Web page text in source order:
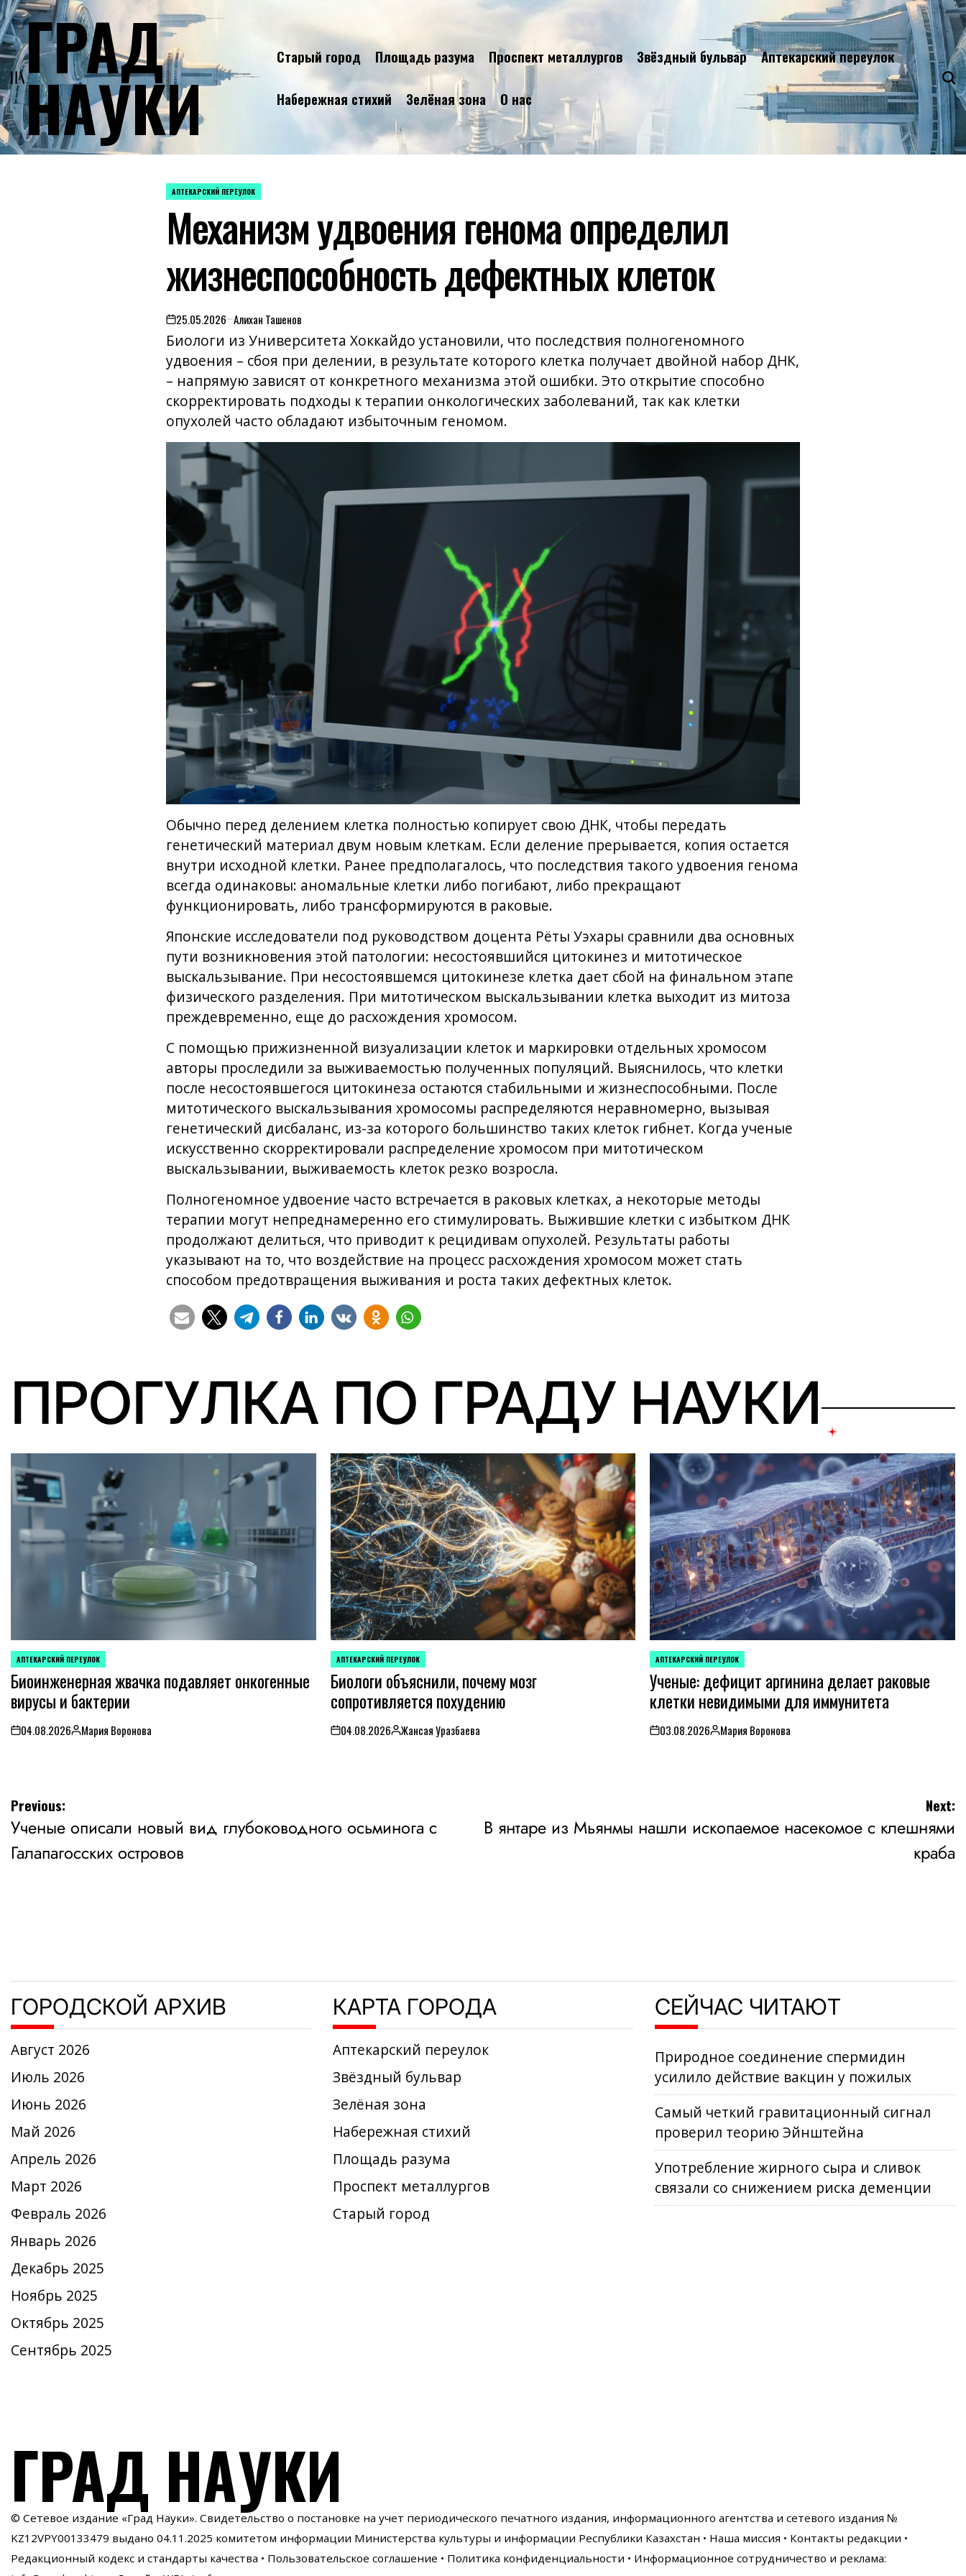
Skip
to
contentГРАД
НАУКИ
Старый город Площадь разума Проспект металлургов Звёздный бульвар Аптекарский переулок
Набережная стихий Зелёная зона О нас
POSTED
АПТЕКАРСКИЙ ПЕРЕУЛОК
Механизм удвоения генома определил
жизнеспособность дефектных клеток
on25.05.2026 Алихан Ташенов
Биологи из Университета Хоккайдо установили, что последствия полногеномного
удвоения – сбоя при делении, в результате которого клетка получает двойной набор ДНК,
– напрямую зависят от конкретного механизма этой ошибки. Это открытие способно
скорректировать подходы к терапии онкологических заболеваний, так как клетки
опухолей часто обладают избыточным геномом.
Обычно перед делением клетка полностью копирует свою ДНК, чтобы передать
генетический материал двум новым клеткам. Если деление прерывается, копия остается
внутри исходной клетки. Ранее предполагалось, что последствия такого удвоения генома
всегда одинаковы: аномальные клетки либо погибают, либо прекращают
функционировать, либо трансформируются в раковые.
Японские исследователи под руководством доцента Рёты Уэхары сравнили два основных
пути возникновения этой патологии: несостоявшийся цитокинез и митотическое
выскальзывание. При несостоявшемся цитокинезе клетка дает сбой на финальном этапе
физического разделения. При митотическом выскальзывании клетка выходит из митоза
преждевременно, еще до расхождения хромосом.
С помощью прижизненной визуализации клеток и маркировки отдельных хромосом
авторы проследили за выживаемостью полученных популяций. Выяснилось, что клетки
после несостоявшегося цитокинеза остаются стабильными и жизнеспособными. После
митотического выскальзывания хромосомы распределяются неравномерно, вызывая
генетический дисбаланс, из-за которого большинство таких клеток гибнет. Когда ученые
искусственно скорректировали распределение хромосом при митотическом
выскальзывании, выживаемость клеток резко возросла.
Полногеномное удвоение часто встречается в раковых клетках, а некоторые методы
терапии могут непреднамеренно его стимулировать. Выжившие клетки с избытком ДНК
продолжают делиться, что приводит к рецидивам опухолей. Результаты работы
указывают на то, что воздействие на процесс расхождения хромосом может стать
способом предотвращения выживания и роста таких дефектных клеток.
ПРОГУЛКА ПО ГРАДУ НАУКИ
POSTED
IN
АПТЕКАРСКИЙ ПЕРЕУЛОК
Биоинженерная жвачка подавляет онкогенные
вирусы и бактерии
on04.08.2026Posted
Мария Воронова
POSTED
IN
АПТЕКАРСКИЙ ПЕРЕУЛОК
Биологи объяснили, почему мозг
сопротивляется похудению
on04.08.2026Posted
Жансая Уразбаева
POSTED
IN
АПТЕКАРСКИЙ ПЕРЕУЛОК
Ученые: дефицит аргинина делает раковые
клетки невидимыми для иммунитета
on03.08.2026Posted
Мария Воронова
Навигация
по
записям
Previous:
Ученые описали новый вид глубоководного осьминога с
Галапагосских островов
Next:
В янтаре из Мьянмы нашли ископаемое насекомое с клешнями
краба
ГОРОДСКОЙ АРХИВ
Август 2026
Июль 2026
Июнь 2026
Май 2026
Апрель 2026
Март 2026
Февраль 2026
Январь 2026
Декабрь 2025
Ноябрь 2025
Октябрь 2025
Сентябрь 2025
КАРТА ГОРОДА
Аптекарский переулок
Звёздный бульвар
Зелёная зона
Набережная стихий
Площадь разума
Проспект металлургов
Старый город
СЕЙЧАС ЧИТАЮТ
Природное соединение спермидин
усилило действие вакцин у пожилых
Самый четкий гравитационный сигнал
проверил теорию Эйнштейна
Употребление жирного сыра и сливок
связали со снижением риска деменции
ГРАД НАУКИ
© Сетевое издание «Град Науки». Свидетельство о постановке на учет периодического печатного издания, информационного агентства и сетевого издания №
KZ12VPY00133479 выдано 04.11.2025 комитетом информации Министерства культуры и информации Республики Казахстан • Наша миссия • Контакты редакции •
Редакционный кодекс и стандарты качества • Пользовательское соглашение • Политика конфиденциальности • Информационное сотрудничество и реклама: